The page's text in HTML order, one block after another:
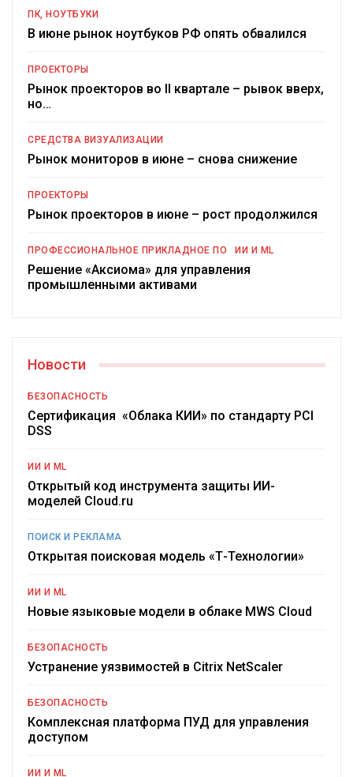
ПК, НОУТБУКИ
В июне рынок ноутбуков РФ опять обвалился
ПРОЕКТОРЫ
Рынок проекторов во II квартале – рывок вверх,
но…
СРЕДСТВА ВИЗУАЛИЗАЦИИ
Рынок мониторов в июне – снова снижение
ПРОЕКТОРЫ
Рынок проекторов в июне – рост продолжился
ПРОФЕССИОНАЛЬНОЕ ПРИКЛАДНОЕ ПО ИИ И ML
Решение «Аксиома» для управления
промышленными активами
Новости
БЕЗОПАСНОСТЬ
Сертификация «Облака КИИ» по стандарту PCI
DSS
ИИ И ML
Открытый код инструмента защиты ИИ-
моделей Cloud.ru
ПОИСК И РЕКЛАМА
Открытая поисковая модель «Т-Технологии»
ИИ И ML
Новые языковые модели в облаке MWS Cloud
БЕЗОПАСНОСТЬ
Устранение уязвимостей в Citrix NetScaler
БЕЗОПАСНОСТЬ
Комплексная платформа ПУД для управления
доступом
ИИ И ML